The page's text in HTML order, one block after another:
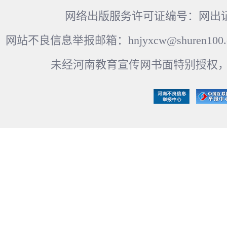
网络出版服务许可证编号：网出
网站不良信息举报邮箱：
未经河南教育宣传网书面特别授权